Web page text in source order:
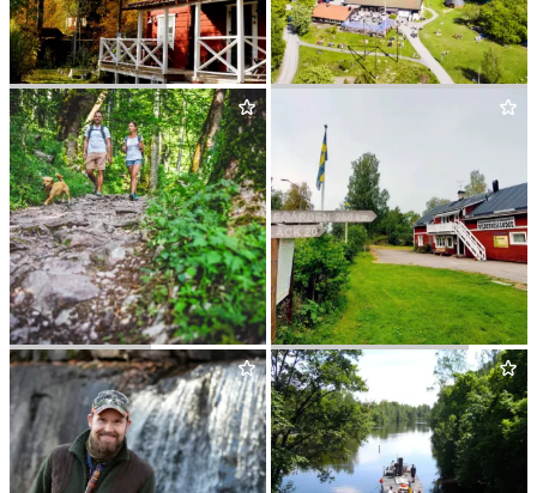
EDENS GAR­DEN
BRUK­SLE­DEN WILDER­NESS LODGE